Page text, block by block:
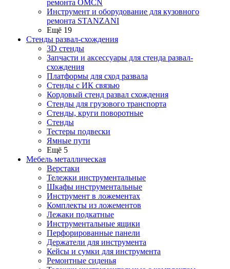
ремонта OMCN
Инструмент и оборудование для кузовного
ремонта STANZANI
Ещё 19
Стенды развал-схождения
3D стенды
Запчасти и аксессуары для стенда развал-
схождения
Платформы для сход развала
Стенды с ИК связью
Кордовый стенд развал схождения
Стенды для грузового транспорта
Стенды, круги поворотные
Стенды
Тестеры подвески
Ямные пути
Ещё 5
Мебель металлическая
Верстаки
Тележки инструментальные
Шкафы инструментальные
Инструмент в ложементах
Комплекты из ложементов
Лежаки подкатные
Инструментальные ящики
Перфорированные панели
Держатели для инструмента
Кейсы и сумки для инструмента
Ремонтные сиденья